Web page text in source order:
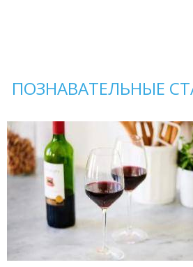
ПОЗНАВАТЕЛЬНЫЕ